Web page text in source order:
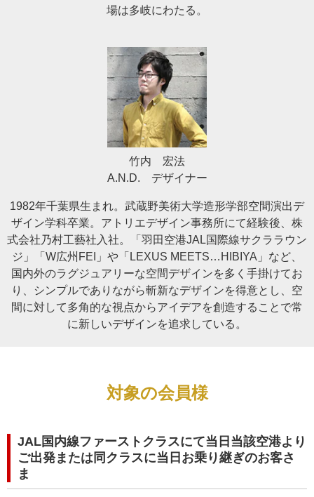
場は多岐にわたる。
竹内 宏法
A.N.D. デザイナー
1982年千葉県生まれ。武蔵野美術大学造形学部空間演出デ
ザイン学科卒業。アトリエデザイン事務所にて経験後、株
式会社乃村工藝社入社。「羽田空港JAL国際線サクララウン
ジ」「W広州FEI」や「LEXUS MEETS…HIBIYA」など、
国内外のラグジュアリーな空間デザインを多く手掛けてお
り、シンプルでありながら斬新なデザインを得意とし、空
間に対して多角的な視点からアイデアを創造することで常
に新しいデザインを追求している。
対象の会員様
JAL国内線ファーストクラスにて当日当該空港より
ご出発または同クラスに当日お乗り継ぎのお客さ
ま